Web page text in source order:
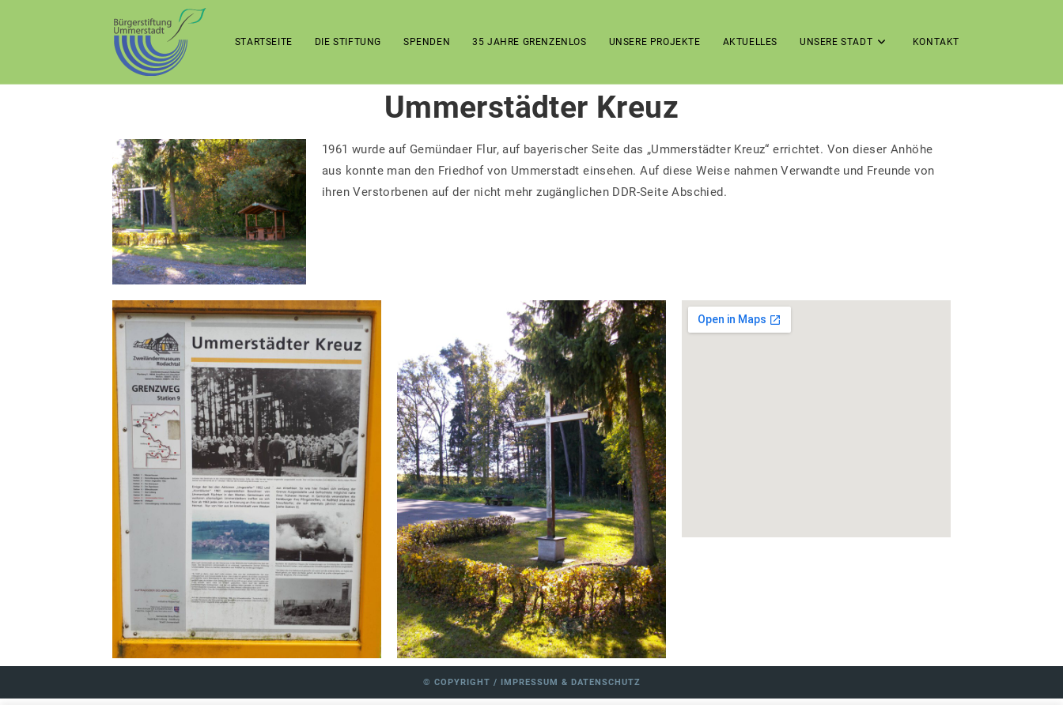
STARTSEITE DIE STIFTUNG SPENDEN 35 JAHRE GRENZENLOS UNSERE PROJEKTE AKTUELLES UNSERE STADT KONTAKT
Ummerstädter Kreuz
1961 wurde auf Gemündaer Flur, auf bayerischer Seite das „Ummerstädter Kreuz“ errichtet. Von dieser Anhöhe
aus konnte man den Friedhof von Ummerstadt einsehen. Auf diese Weise nahmen Verwandte und Freunde von
ihren Verstorbenen auf der nicht mehr zugänglichen DDR-Seite Abschied.
© COPYRIGHT / IMPRESSUM & DATENSCHUTZ